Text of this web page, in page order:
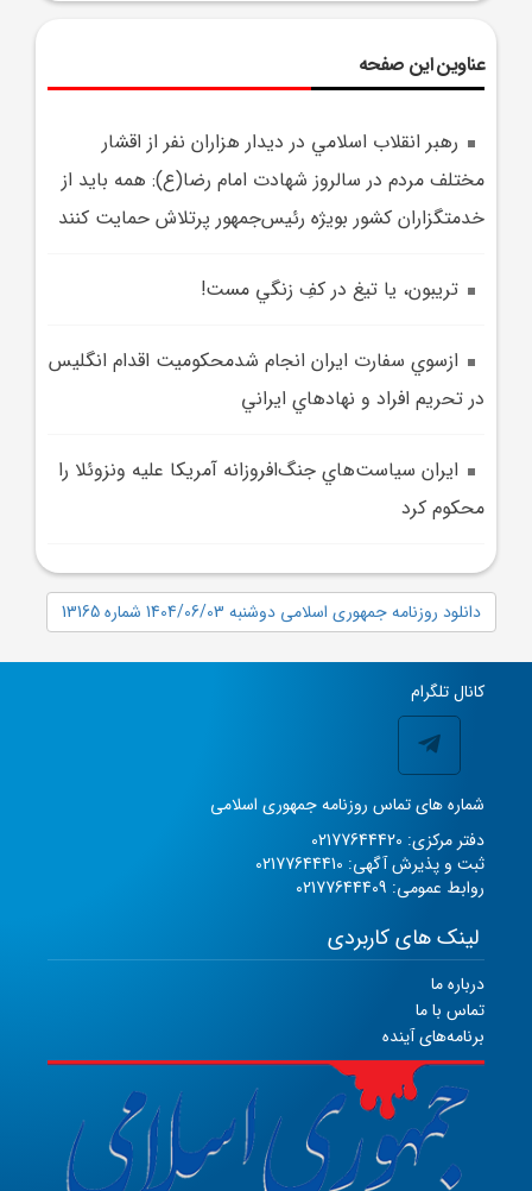
عناوین این صفحه
رهبر انقلاب اسلامي در ديدار هزاران نفر از اقشار
مختلف مردم در سالروز شهادت امام رضا(ع): همه بايد از
خدمتگزاران کشور بويژه رئيس‌جمهور پرتلاش حمايت کنند
تريبون، يا تيغ در کفِ زنگي مست!
ازسوي سفارت ايران انجام شدمحکوميت اقدام انگليس
در تحريم افراد و نهادهاي ايراني
ايران سياست‌هاي جنگ‌افروزانه آمريکا عليه ونزوئلا را
محکوم کرد
دانلود روزنامه جمهوری اسلامی دوشنبه 1404/06/03 شماره 13165
کانال تلگرام
شماره های تماس روزنامه جمهوری اسلامی
دفتر مرکزی: 02177644420
ثبت و پذیرش آگهی: 02177644410
روابط عمومی: 02177644409
لینک های کاربردی
درباره ما
تماس با ما
برنامه‌های آینده